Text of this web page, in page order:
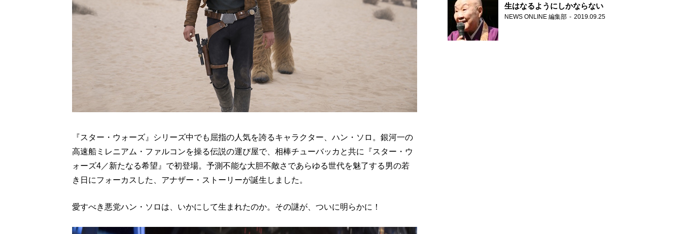
『スター・ウォーズ』シリーズ中でも屈指の人気を誇るキャラクター、ハン・ソロ。銀河一の
高速船ミレニアム・ファルコンを操る伝説の運び屋で、相棒チューバッカと共に『スター・ウ
ォーズ4／新たなる希望』で初登場。予測不能な大胆不敵さであらゆる世代を魅了する男の若
き日にフォーカスした、アナザー・ストーリーが誕生しました。
愛すべき悪党ハン・ソロは、いかにして生まれたのか。その謎が、ついに明らかに！
生はなるようにしかならない
NEWS ONLINE 編集部 2019.09.25